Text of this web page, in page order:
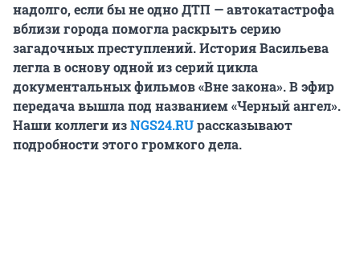
надолго, если бы не одно ДТП — автокатастрофа
вблизи города помогла раскрыть серию
загадочных преступлений. История Васильева
легла в основу одной из серий цикла
документальных фильмов «Вне закона». В эфир
передача вышла под названием «Черный ангел».
Наши коллеги изNGS24.RUрассказывают
подробности этого громкого дела.